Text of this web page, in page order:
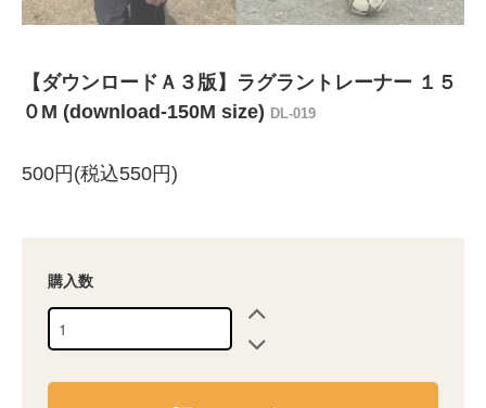
【ダウンロードＡ３版】ラグラントレーナー １５
０M (download-150M size) DL-019
500円(税込550円)
購入数